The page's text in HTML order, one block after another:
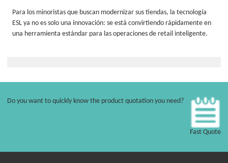
Para los minoristas que buscan modernizar sus tiendas, la tecnología
ESL ya no es solo una innovación: se está convirtiendo rápidamente en
una herramienta estándar para las operaciones de retail inteligente.
Do you want to quickly know the product quotation you need?
Fast Quote